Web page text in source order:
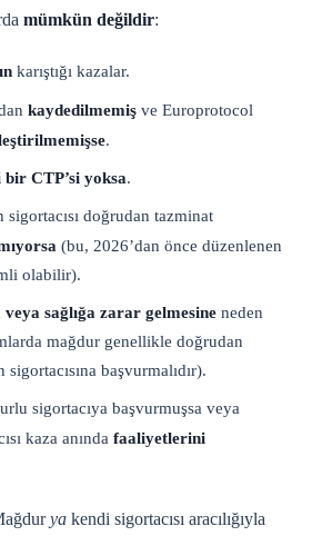
mümkün değildir:
karıştığı kazalar.
kaydedilmemiş ve Europrotocol
.
bir CTP’si yoksa.
doğrudan tazminat
(bu, 2026’dan önce düzenlenen
olabilir).
veya sağlığa zarar gelmesine neden
mağdur genellikle doğrudan
başvurmalıdır).
sigortacıya başvurmuşsa veya
kaza anındafaaliyetlerini
ya kendi sigortacısı aracılığıyla